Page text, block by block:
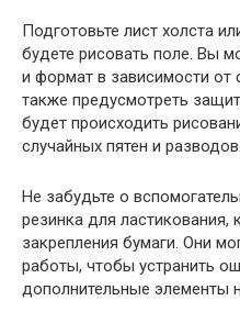
Подготовьте лист холста
будете рисовать поле. Вы
и формат в зависимости от
также предусмотреть
будет происходить
случайных пятен и разводов.
Не забудьте о
резинка для ластикования,
закрепления бумаги. Они
работы, чтобы устранить
дополнительные элементы